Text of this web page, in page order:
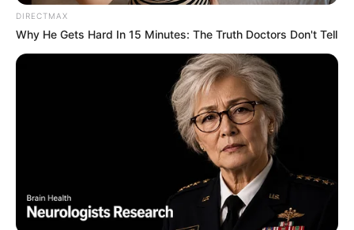
DIRECTMAX
Why He Gets Hard In 15 Minutes: The Truth Doctors Don't Tell